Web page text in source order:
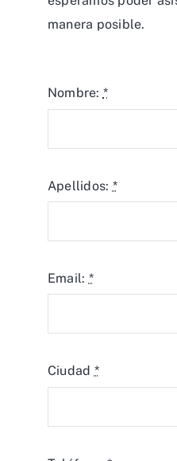
manera posible.
Nombre: *
Apellidos: *
Email: *
Ciudad *